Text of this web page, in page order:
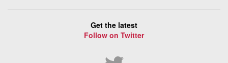
Get the latest
Follow on Twitter